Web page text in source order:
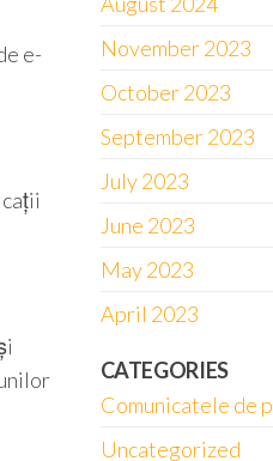
e-
November 2023
October 2023
September 2023
July 2023
June 2023
May 2023
April 2023
CATEGORIES
Comunicatele de
Uncategorized